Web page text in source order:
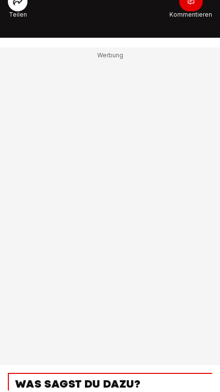
Teilen Kommentieren
WAS SAGST DU DAZU?